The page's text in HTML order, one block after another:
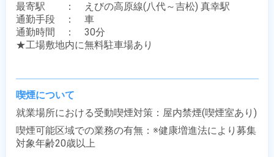
最寄駅　　：　えびの高原線(八代～吉松) 真幸駅
通勤手段　：　車
通勤時間　：　30分
★工場敷地内に無料駐車場あり
喫煙について
就業場所における受動喫煙対策：屋内禁煙(喫煙室あり)
喫煙可能区域での業務の有無：※健康増進法により募集
対象年齢20歳以上